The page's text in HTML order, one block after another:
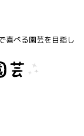
喜べる園芸を目指し